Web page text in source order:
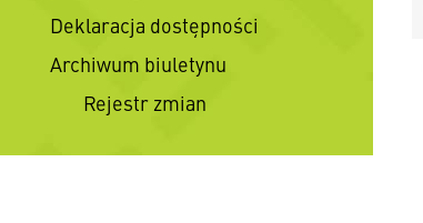
Deklaracja dostępności
Archiwum biuletynu
Rejestr zmian